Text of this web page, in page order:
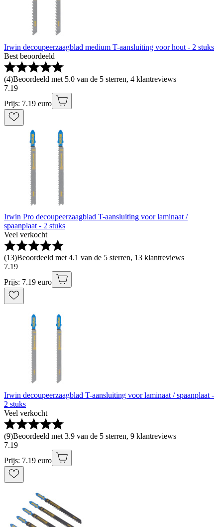
Irwin decoupeerzaagblad medium T-aansluiting voor hout - 2 stuks
Best beoordeeld
(4)Beoordeeld met 5.0 van de 5 sterren, 4 klantreviews
7.19
Prijs: 7.19 euro
Irwin Pro decoupeerzaagblad T-aansluiting voor laminaat /
spaanplaat - 2 stuks
Veel verkocht
(13)Beoordeeld met 4.1 van de 5 sterren, 13 klantreviews
7.19
Prijs: 7.19 euro
Irwin decoupeerzaagblad T-aansluiting voor laminaat / spaanplaat -
2 stuks
Veel verkocht
(9)Beoordeeld met 3.9 van de 5 sterren, 9 klantreviews
7.19
Prijs: 7.19 euro